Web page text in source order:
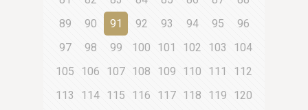
89
90 91 92 93 94 95
96
97
98 99 100 101 102 103
104
105
106 107 108 109 110 111
112
113
114 115 116 117 118 119
120